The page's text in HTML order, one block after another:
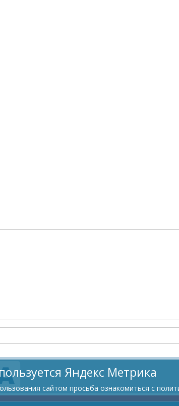
Яндекс Метрика
сайтом просьба ознакомиться с